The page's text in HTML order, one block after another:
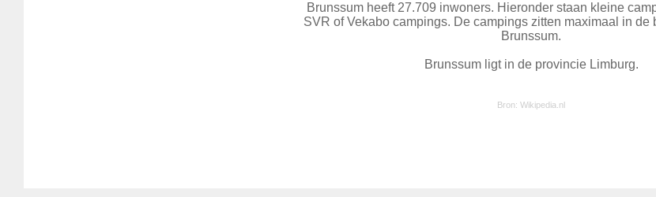
Brunssum heeft 27.709 inwoners. Hieronder staan kleine
SVR of Vekabo campings. De campings zitten maximaal in de
Brunssum.
Brunssum ligt in de provincie Limburg.
Bron: Wikipedia.nl